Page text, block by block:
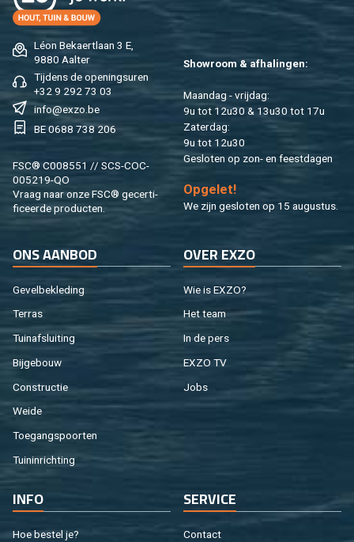
Léon Be­kaert­laan 3 E,
9880 Aal­ter
Tij­dens de ope­nings­uren
+32 9 292 73 03
info@​exzo.​be
BE 0688 738 206
FSC® C008551 // SCS-COC-
005219-QO
Vraag naar onze FSC® ge­cer­ti­
fi­ceer­de pro­duc­ten.
Show­room & af­ha­lin­gen:
Maan­dag - vrij­dag:
9u tot 12u30 & 13u30 tot 17u
Za­ter­dag:
9u tot 12u30
Ge­slo­ten op zon- en feest­da­gen
Op­ge­let!
We zijn ge­slo­ten op 15 au­gus­tus.
ONS AAN­BOD
Ge­vel­be­kle­ding
Ter­ras
Tuin­af­slui­ting
Bij­ge­bouw
Con­struc­tie
Weide
Toe­gangs­poor­ten
Tuin­in­rich­ting
OVER EXZO
Wie is EXZO?
Het team
In de pers
EXZO TV
Jobs
INFO
Hoe be­stel je?
SER­VI­CE
Con­tact